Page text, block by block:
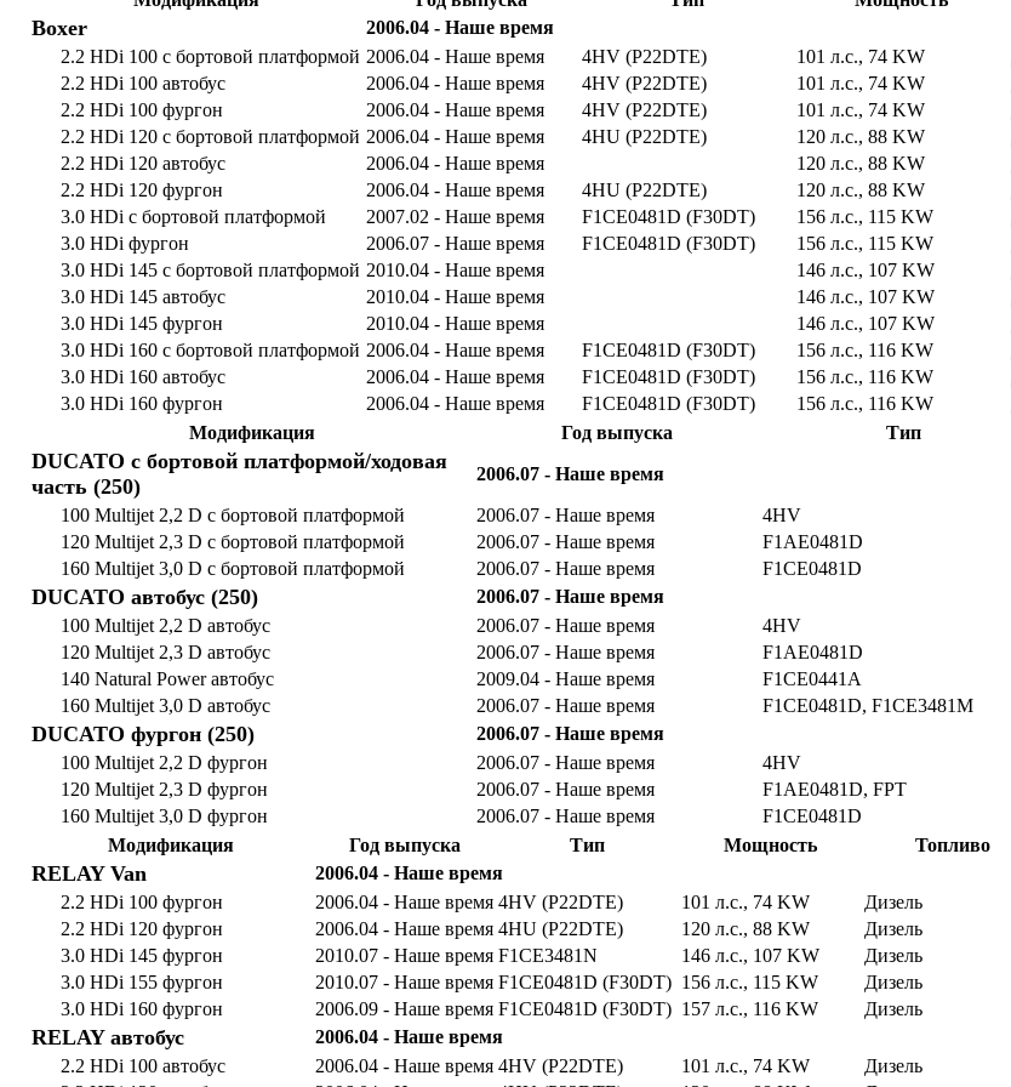
Boxer
2006.04 - Наше время
2.2 HDi 100 c бортовой платформой 2006.04 - Наше время 4HV (P22DTE) 101 л.с., 74 KW
2.2 HDi 100 автобус
2006.04 - Наше время 4HV (P22DTE) 101 л.с., 74 KW
2.2 HDi 100 фургон
2006.04 - Наше время 4HV (P22DTE) 101 л.с., 74 KW
2.2 HDi 120 c бортовой платформой 2006.04 - Наше время 4HU (P22DTE) 120 л.с., 88 KW
2.2 HDi 120 автобус
2006.04 - Наше время 120 л.с., 88 KW
2.2 HDi 120 фургон
2006.04 - Наше время 4HU (P22DTE) 120 л.с., 88 KW
3.0 HDi c бортовой платформой
2007.02 - Наше время F1CE0481D (F30DT) 156 л.с., 115 KW
3.0 HDi фургон
2006.07 - Наше время F1CE0481D (F30DT) 156 л.с., 115 KW
3.0 HDi 145 c бортовой платформой 2010.04 - Наше время 146 л.с., 107 KW
3.0 HDi 145 автобус
2010.04 - Наше время 146 л.с., 107 KW
3.0 HDi 145 фургон
2010.04 - Наше время 146 л.с., 107 KW
3.0 HDi 160 c бортовой платформой 2006.04 - Наше время F1CE0481D (F30DT) 156 л.с., 116 KW
3.0 HDi 160 автобус
2006.04 - Наше время F1CE0481D (F30DT) 156 л.с., 116 KW
3.0 HDi 160 фургон
2006.04 - Наше время F1CE0481D (F30DT) 156 л.с., 116 KW
Модификация
Год выпуска Тип
DUCATO c бортовой платформой/ходовая
часть (250)
2006.07 - Наше время
100 Multijet 2,2 D c бортовой платформой
2006.07 - Наше время 4HV
120 Multijet 2,3 D c бортовой платформой
2006.07 - Наше время F1AE0481D
160 Multijet 3,0 D c бортовой платформой
2006.07 - Наше время F1CE0481D
DUCATO автобус (250)
2006.07 - Наше время
100 Multijet 2,2 D автобус
2006.07 - Наше время 4HV
120 Multijet 2,3 D автобус
2006.07 - Наше время F1AE0481D
140 Natural Power автобус
2009.04 - Наше время F1CE0441A
160 Multijet 3,0 D автобус
2006.07 - Наше время F1CE0481D, F1CE3481M
DUCATO фургон (250)
2006.07 - Наше время
100 Multijet 2,2 D фургон
2006.07 - Наше время 4HV
120 Multijet 2,3 D фургон
2006.07 - Наше время F1AE0481D, FPT
160 Multijet 3,0 D фургон
2006.07 - Наше время F1CE0481D
Модификация
Год выпуска Тип Мощность Топливо
RELAY Van
2006.04 - Наше время
2.2 HDi 100 фургон
2006.04 - Наше время 4HV (P22DTE) 101 л.с., 74 KW
Дизель
2.2 HDi 120 фургон
2006.04 - Наше время 4HU (P22DTE) 120 л.с., 88 KW
Дизель
3.0 HDi 145 фургон
2010.07 - Наше время F1CE3481N 146 л.с., 107 KW
Дизель
3.0 HDi 155 фургон
2010.07 - Наше время F1CE0481D (F30DT) 156 л.с., 115 KW
Дизель
3.0 HDi 160 фургон
2006.09 - Наше время F1CE0481D (F30DT) 157 л.с., 116 KW Дизель
RELAY автобус
2006.04 - Наше время
2.2 HDi 100 автобус
2006.04 - Наше время 4HV (P22DTE) 101 л.с., 74 KW
Дизель